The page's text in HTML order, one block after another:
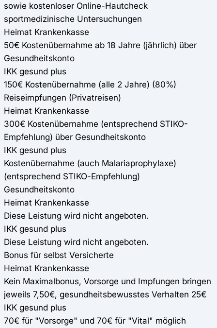
sowie kostenloser Online-Hautcheck
sportmedizinische Untersuchungen
Heimat Krankenkasse
50€ Kostenübernahme ab 18 Jahre (jährlich) über
Gesundheitskonto
IKK gesund plus
150€ Kostenübernahme (alle 2 Jahre) (80%)
Reiseimpfungen (Privatreisen)
Heimat Krankenkasse
300€ Kostenübernahme (entsprechend STIKO-
Empfehlung) über Gesundheitskonto
IKK gesund plus
Kostenübernahme (auch Malariaprophylaxe)
(entsprechend STIKO-Empfehlung)
Gesundheitskonto
Heimat Krankenkasse
Diese Leistung wird nicht angeboten.
IKK gesund plus
Diese Leistung wird nicht angeboten.
Bonus für selbst Versicherte
Heimat Krankenkasse
Kein Maximalbonus, Vorsorge und Impfungen bringen
jeweils 7,50€, gesundheitsbewusstes Verhalten 25€
IKK gesund plus
70€ für "Vorsorge" und 70€ für "Vital" möglich